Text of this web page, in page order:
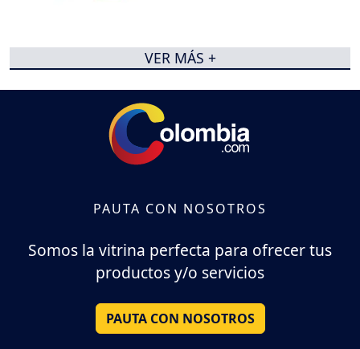
VER MÁS +
PAUTA CON NOSOTROS
Somos la vitrina perfecta para ofrecer tus
productos y/o servicios
PAUTA CON NOSOTROS